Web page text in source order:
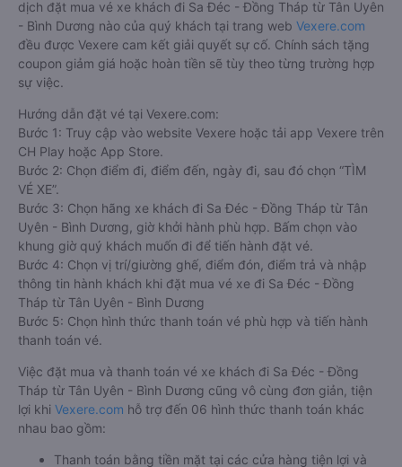
dịch đặt mua vé xe khách đi Sa Đéc - Đồng Tháp từ Tân Uyên
- Bình Dương nào của quý khách tại trang web Vexere.com
đều được Vexere cam kết giải quyết sự cố. Chính sách tặng
coupon giảm giá hoặc hoàn tiền sẽ tùy theo từng trường hợp
sự việc.
Hướng dẫn đặt vé tại Vexere.com:
Bước 1: Truy cập vào website Vexere hoặc tải app Vexere trên
CH Play hoặc App Store.
Bước 2: Chọn điểm đi, điểm đến, ngày đi, sau đó chọn “TÌM
VÉ XE”.
Bước 3: Chọn hãng xe khách đi Sa Đéc - Đồng Tháp từ Tân
Uyên - Bình Dương, giờ khởi hành phù hợp. Bấm chọn vào
khung giờ quý khách muốn đi để tiến hành đặt vé.
Bước 4: Chọn vị trí/giường ghế, điểm đón, điểm trả và nhập
thông tin hành khách khi đặt mua vé xe đi Sa Đéc - Đồng
Tháp từ Tân Uyên - Bình Dương
Bước 5: Chọn hình thức thanh toán vé phù hợp và tiến hành
thanh toán vé.
Việc đặt mua và thanh toán vé xe khách đi Sa Đéc - Đồng
Tháp từ Tân Uyên - Bình Dương cũng vô cùng đơn giản, tiện
lợi khi Vexere.com hỗ trợ đến 06 hình thức thanh toán khác
nhau bao gồm:
Thanh toán bằng tiền mặt tại các cửa hàng tiện lợi và